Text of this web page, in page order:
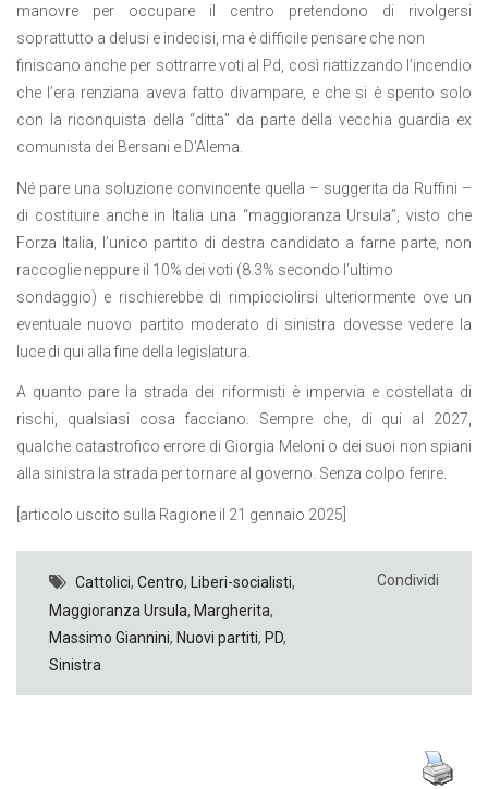
manovre per occupare il centro pretendono di rivolgersi
soprattutto a delusi e indecisi, ma è difficile pensare che non
finiscano anche per sottrarre voti al Pd, così riattizzando l’incendio
che l’era renziana aveva fatto divampare, e che si è spento solo
con la riconquista della “ditta” da parte della vecchia guardia ex
comunista dei Bersani e D’Alema.
Né pare una soluzione convincente quella – suggerita da Ruffini –
di costituire anche in Italia una “maggioranza Ursula”, visto che
Forza Italia, l’unico partito di destra candidato a farne parte, non
raccoglie neppure il 10% dei voti (8.3% secondo l’ultimo
sondaggio) e rischierebbe di rimpicciolirsi ulteriormente ove un
eventuale nuovo partito moderato di sinistra dovesse vedere la
luce di qui alla fine della legislatura.
A quanto pare la strada dei riformisti è impervia e costellata di
rischi, qualsiasi cosa facciano. Sempre che, di qui al 2027,
qualche catastrofico errore di Giorgia Meloni o dei suoi non spiani
alla sinistra la strada per tornare al governo. Senza colpo ferire.
[articolo uscito sulla Ragione il 21 gennaio 2025]
Cattolici, Centro, Liberi-socialisti,
Maggioranza Ursula, Margherita,
Massimo Giannini, Nuovi partiti, PD,
Sinistra
Condividi